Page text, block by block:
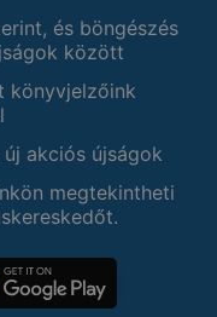
és böngészés
között
könyvjelzőink
akciós újságok
megtekintheti